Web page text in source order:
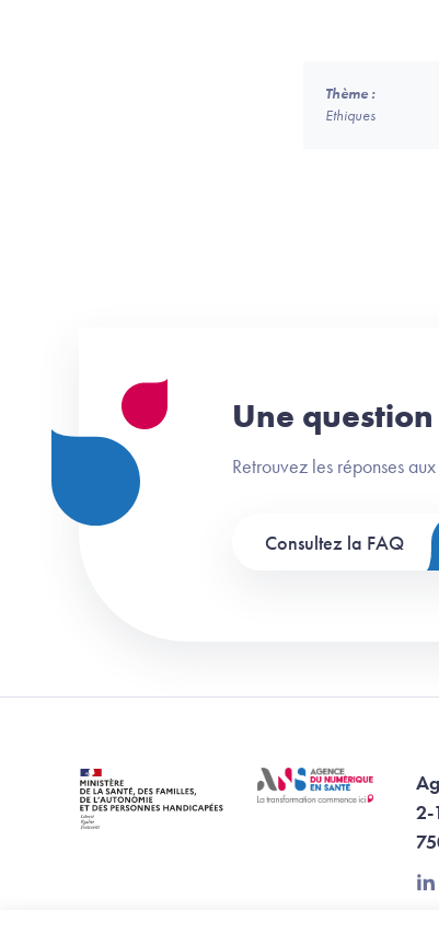
Thème :
Ethiques
Une question
Retrouvez les réponses
Consultez la FAQ
2-